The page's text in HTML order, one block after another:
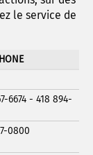
le service de
6674 - 418 894-
0800